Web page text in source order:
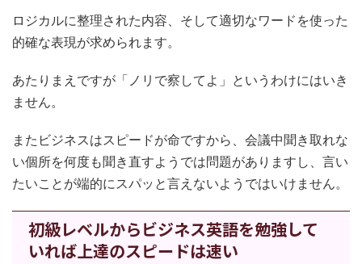
ロジカルに整理された内容、そして適切なワードを使った
的確な表現が求められます。
あたりまえですが「ノリで察してよ」というわけにはいき
ません。
またビジネスはスピードが命ですから、会議中聞き取れな
い個所を何度も聞き直すようでは問題がありますし、言い
たいことが端的にスパッと言えないようではいけません。
初級レベルからビジネス英語を勉強して
いれば上達のスピードは速い